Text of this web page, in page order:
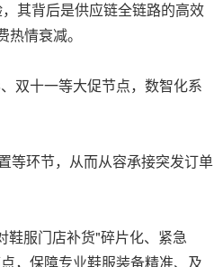
其背后是供应链全链路的高效
情衰减。
双十一等大促节点，数智化系
等环节，从而从容承接突发订单
鞋服门店补货"碎片化、紧急
，保障专业鞋服装备精准、及